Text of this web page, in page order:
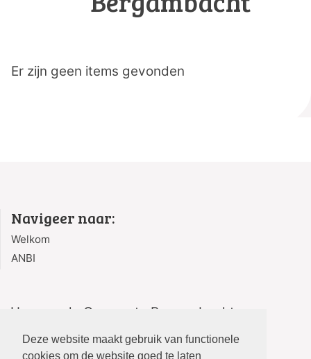
Deze website maakt gebruik van functionele
cookies om de website goed te laten
Er zijn geen items gevonden
Navigeer naar:
Welkom
ANBI
Hervormde Gemeente Bergambacht
Kerksingel 2
2861 AG Bergambacht